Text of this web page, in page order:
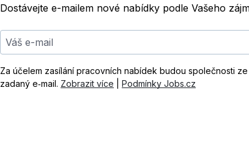
Dostávejte e-mailem nové nabídky podle Vašeho
Váš e-mail
Za účelem zasílání pracovních nabídek budou společnosti
zadaný e‑mail. Zobrazit více Podmínky Jobs.cz